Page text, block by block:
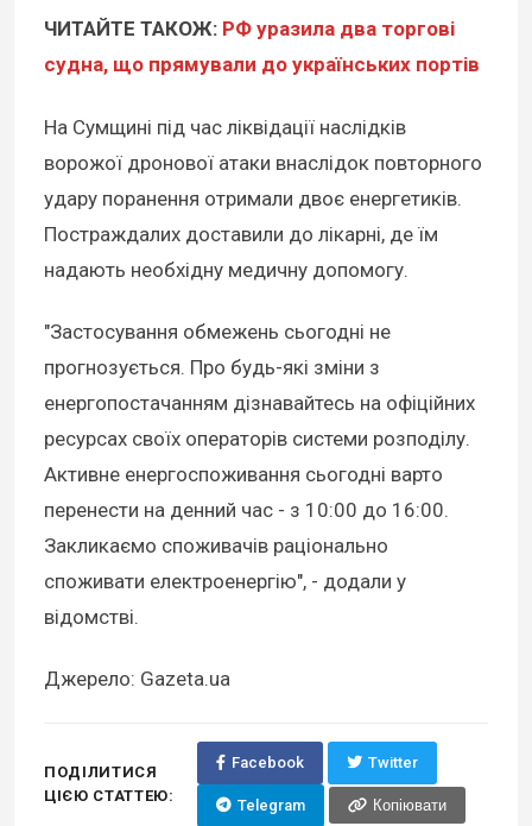
ЧИТАЙТЕ ТАКОЖ: РФ уразила два торгові
судна, що прямували до українських портів
На Сумщині під час ліквідації наслідків
ворожої дронової атаки внаслідок повторного
удару поранення отримали двоє енергетиків.
Постраждалих доставили до лікарні, де їм
надають необхідну медичну допомогу.
"Застосування обмежень сьогодні не
прогнозується. Про будь-які зміни з
енергопостачанням дізнавайтесь на офіційних
ресурсах своїх операторів системи розподілу.
Активне енергоспоживання сьогодні варто
перенести на денний час - з 10:00 до 16:00.
Закликаємо споживачів раціонально
споживати електроенергію", - додали у
відомстві.
Джерело: Gazeta.ua
ПОДІЛИТИСЯ
ЦІЄЮ СТАТТЕЮ:
Facebook Twitter
Telegram Копіювати